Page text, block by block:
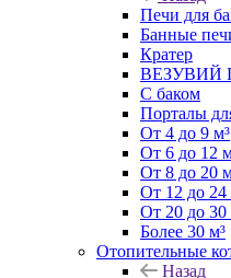
Печи для
Банные
Кратер
ВЕЗУВИЙ
С баком
Порталы
От 4 до 9 м³
От 6 до 12
От 8 до 20
От 12 до 24
От 20 до 30
Более 30 м³
Отопительные
Назад